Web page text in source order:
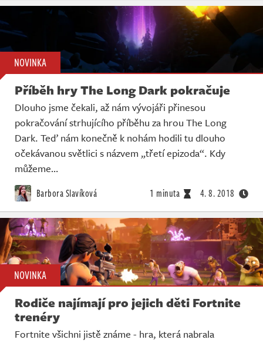
NOVINKA
Příběh hry The Long Dark pokračuje
Dlouho jsme čekali, až nám vývojáři přinesou
pokračování strhujícího příběhu za hrou The Long
Dark. Teď nám konečně k nohám hodili tu dlouho
očekávanou světlici s názvem „třetí epizoda“. Kdy
můžeme…
Barbora Slavíková 1 minuta 4. 8. 2018
NOVINKA
Rodiče najímají pro jejich děti Fortnite
trenéry
Fortnite všichni jistě známe - hra, která nabrala